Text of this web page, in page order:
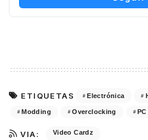
ETIQUETAS Electrónica
Modding Overclocking
VIA: Video Cardz